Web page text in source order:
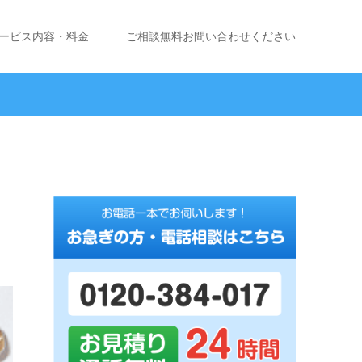
ビス内容・料金 ご相談無料お問い合わせください